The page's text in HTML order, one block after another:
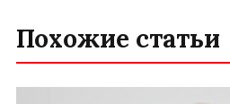
Похожие статьи